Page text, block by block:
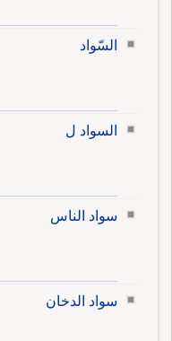
السّواد
السواد ل
سواد الناس
سواد الدخان